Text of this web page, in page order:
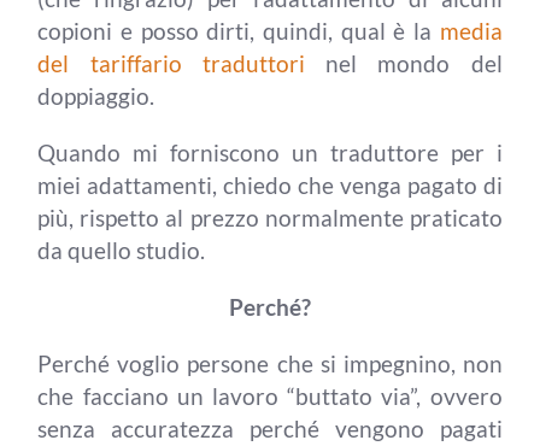
copioni e posso dirti, quindi, qual è la media
del tariffario traduttori nel mondo del
doppiaggio.
Quando mi forniscono un traduttore per i
miei adattamenti, chiedo che venga pagato di
più, rispetto al prezzo normalmente praticato
da quello studio.
Perché?
Perché voglio persone che si impegnino, non
che facciano un lavoro “buttato via”, ovvero
senza accuratezza perché vengono pagati